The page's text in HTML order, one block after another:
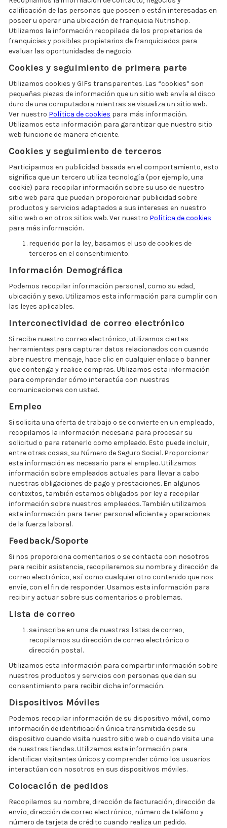
calificación de las personas que poseen o están interesadas en
poseer u operar una ubicación de franquicia Nutrishop.
Utilizamos la información recopilada de los propietarios de
franquicias y posibles propietarios de franquiciados para
evaluar las oportunidades de negocio.
Cookies y seguimiento de primera parte
Utilizamos cookies y GIFs transparentes. Las “cookies” son
pequeñas piezas de información que un sitio web envía al disco
duro de una computadora mientras se visualiza un sitio web.
Ver nuestro Política de cookies para más información.
Utilizamos esta información para garantizar que nuestro sitio
web funcione de manera eficiente.
Cookies y seguimiento de terceros
Participamos en publicidad basada en el comportamiento, esto
significa que un tercero utiliza tecnología (por ejemplo, una
cookie) para recopilar información sobre su uso de nuestro
sitio web para que puedan proporcionar publicidad sobre
productos y servicios adaptados a sus intereses en nuestro
sitio web o en otros sitios web. Ver nuestro Política de cookies
para más información.
requerido por la ley, basamos el uso de cookies de
terceros en el consentimiento.
Información Demográfica
Podemos recopilar información personal, como su edad,
ubicación y sexo. Utilizamos esta información para cumplir con
las leyes aplicables.
Interconectividad de correo electrónico
Si recibe nuestro correo electrónico, utilizamos ciertas
herramientas para capturar datos relacionados con cuando
abre nuestro mensaje, hace clic en cualquier enlace o banner
que contenga y realice compras. Utilizamos esta información
para comprender cómo interactúa con nuestras
comunicaciones con usted.
Empleo
Si solicita una oferta de trabajo o se convierte en un empleado,
recopilamos la información necesaria para procesar su
solicitud o para retenerlo como empleado. Esto puede incluir,
entre otras cosas, su Número de Seguro Social. Proporcionar
esta información es necesario para el empleo. Utilizamos
información sobre empleados actuales para llevar a cabo
nuestras obligaciones de pago y prestaciones. En algunos
contextos, también estamos obligados por ley a recopilar
información sobre nuestros empleados. También utilizamos
esta información para tener personal eficiente y operaciones
de la fuerza laboral.
Feedback/Soporte
Si nos proporciona comentarios o se contacta con nosotros
para recibir asistencia, recopilaremos su nombre y dirección de
correo electrónico, así como cualquier otro contenido que nos
envíe, con el fin de responder. Usamos esta información para
recibir y actuar sobre sus comentarios o problemas.
Lista de correo
se inscribe en una de nuestras listas de correo,
recopilamos su dirección de correo electrónico o
dirección postal.
Utilizamos esta información para compartir información sobre
nuestros productos y servicios con personas que dan su
consentimiento para recibir dicha información.
Dispositivos Móviles
Podemos recopilar información de su dispositivo móvil, como
información de identificación única transmitida desde su
dispositivo cuando visita nuestro sitio web o cuando visita una
de nuestras tiendas. Utilizamos esta información para
identificar visitantes únicos y comprender cómo los usuarios
interactúan con nosotros en sus dispositivos móviles.
Colocación de pedidos
Recopilamos su nombre, dirección de facturación, dirección de
envío, dirección de correo electrónico, número de teléfono y
número de tarjeta de crédito cuando realiza un pedido.